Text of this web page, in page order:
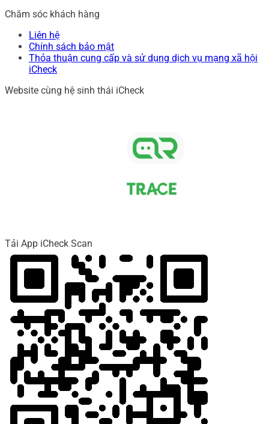
Chăm sóc khách hàng
Liên hệ
Chính sách bảo mật
Thỏa thuận cung cấp và sử dụng dịch vụ mạng xã hội
iCheck
Website cùng hệ sinh thái iCheck
Tải App iCheck Scan